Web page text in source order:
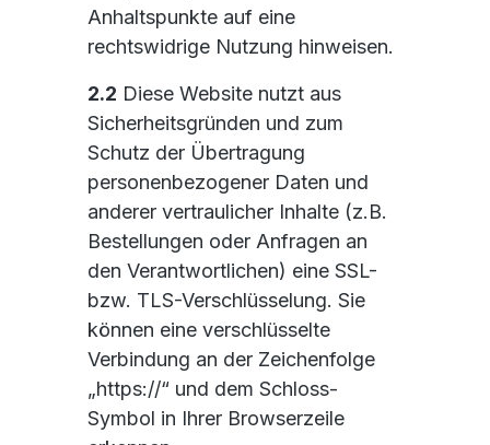
Anhaltspunkte auf eine
rechtswidrige Nutzung hinweisen.
2.2 Diese Website nutzt aus
Sicherheitsgründen und zum
Schutz der Übertragung
personenbezogener Daten und
anderer vertraulicher Inhalte (z.B.
Bestellungen oder Anfragen an
den Verantwortlichen) eine SSL-
bzw. TLS-Verschlüsselung. Sie
können eine verschlüsselte
Verbindung an der Zeichenfolge
„https://“ und dem Schloss-
Symbol in Ihrer Browserzeile